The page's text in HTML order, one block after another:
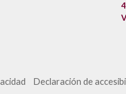
Declaración de